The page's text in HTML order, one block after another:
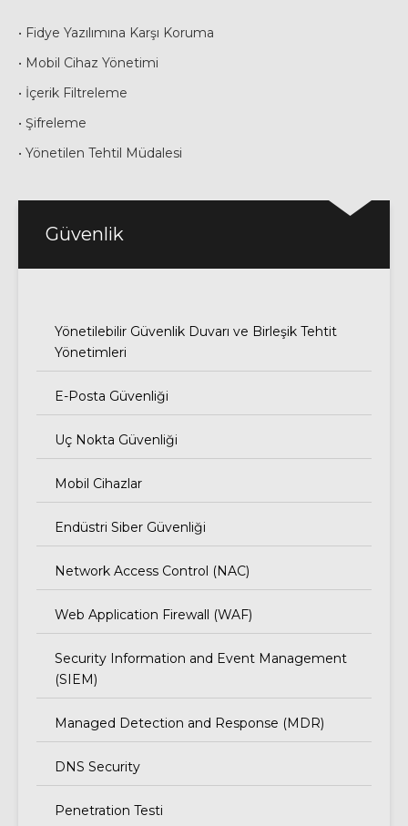
• Fidye Yazılımına Karşı Koruma
• Mobil Cihaz Yönetimi
• İçerik Filtreleme
• Şifreleme
• Yönetilen Tehtil Müdalesi
Güvenlik
Yönetilebilir Güvenlik Duvarı ve Birleşik Tehtit
Yönetimleri
E-Posta Güvenliği
Uç Nokta Güvenliği
Mobil Cihazlar
Endüstri Siber Güvenliği
Network Access Control (NAC)
Web Application Firewall (WAF)
Security Information and Event Management
(SIEM)
Managed Detection and Response (MDR)
DNS Security
Penetration Testi